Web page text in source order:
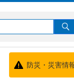
防災・災害情